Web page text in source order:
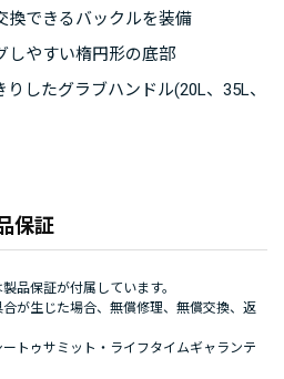
保証
品保証が付属しています。
が生じた場合、無償修理、無償交換、返
ートゥサミット・ライフタイムギャランテ
換できるバックルを装備
しやすい楕円形の底部
したグラブハンドル(20L、35L、